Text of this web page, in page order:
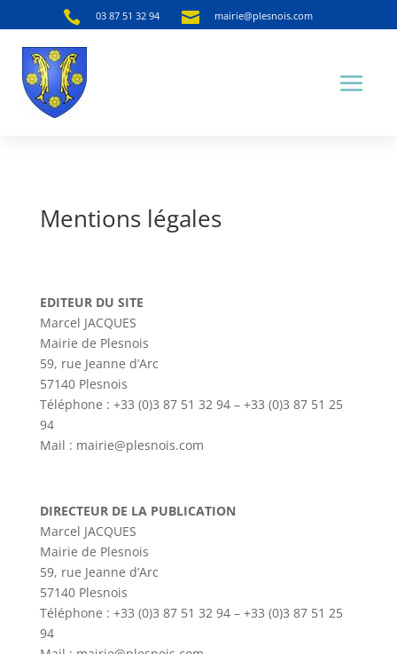
 03 87 51 32 94  mairie@plesnois.com
Mentions légales
EDITEUR DU SITE
Marcel JACQUES
Mairie de Plesnois
59, rue Jeanne d’Arc
57140 Plesnois
Téléphone : +33 (0)3 87 51 32 94 – +33 (0)3 87 51 25
94
Mail : mairie@plesnois.com
DIRECTEUR DE LA PUBLICATION
Marcel JACQUES
Mairie de Plesnois
59, rue Jeanne d’Arc
57140 Plesnois
Téléphone : +33 (0)3 87 51 32 94 – +33 (0)3 87 51 25
94